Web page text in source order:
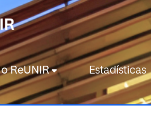
ReUNIR Estadísticas